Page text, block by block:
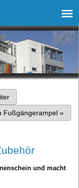
»
Fußgängerampel
und macht